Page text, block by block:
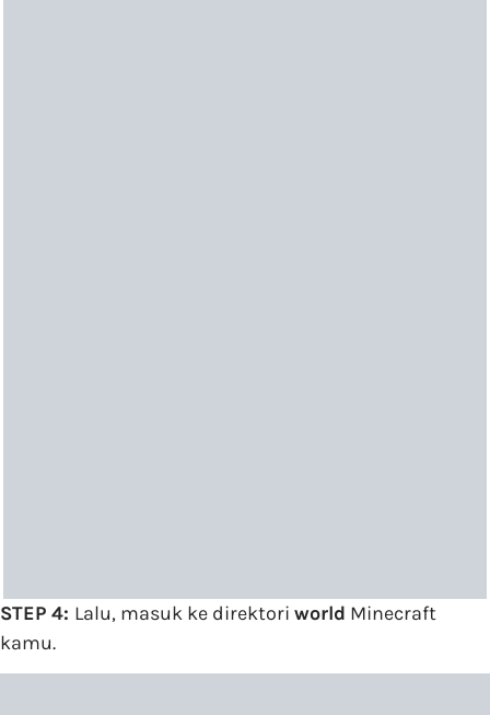
STEP 4: Lalu, masuk ke direktori world Minecraft
kamu.